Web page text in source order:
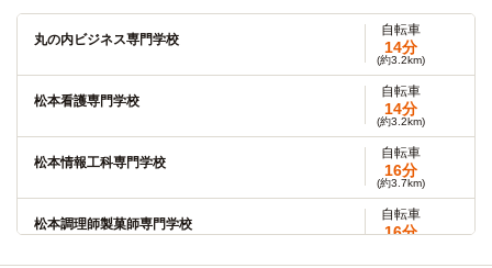
丸の内ビジネス専門学校
自転車
14分
(約3.2km)
松本看護専門学校
自転車
14分
(約3.2km)
松本情報工科専門学校
自転車
16分
(約3.7km)
松本調理師製菓師専門学校
自転車
16分